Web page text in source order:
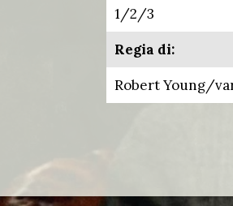
1/2/3
Regia di:
Robert Young/